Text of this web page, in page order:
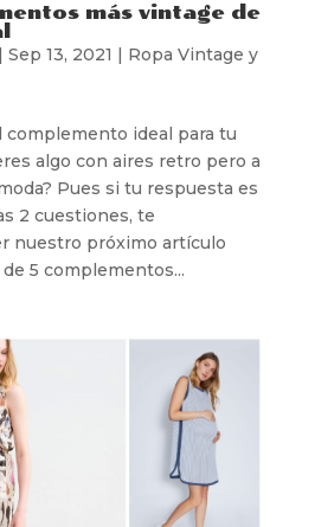
más vintage de
Sep 13, 2021 | Ropa Vintage y
complemento ideal para tu
algo con aires retro pero a
Pues si tu respuesta es
2 cuestiones, te
nuestro próximo artículo
5 complementos...